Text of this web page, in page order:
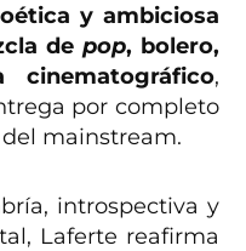
y ambiciosa
de pop, bolero,
,
por completo
mainstream.
introspectiva y
Laferte reafirma